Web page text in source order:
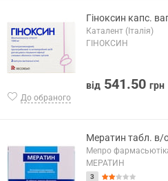
До обраного
Гіноксин капс.
Каталент (Італія)
ГІНОКСИН
від 541.50 грн
Мератин табл. в/
Мепро
МЕРАТИН
3